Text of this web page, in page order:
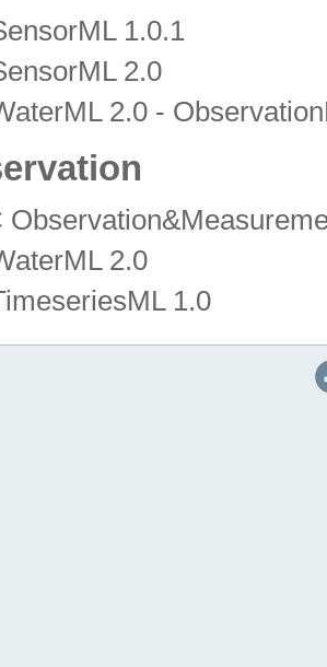
1.0.1
2.0
2.0 -
2.0
1.0